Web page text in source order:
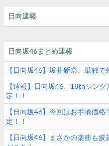
日向速報
日向坂46まとめ速報
【日向坂46】坂井新奈、単独
【速報】日向坂46、18thシン
定！！
【日向坂46】今回はお手頃価
定！！
【日向坂46】まさかの楽曲も